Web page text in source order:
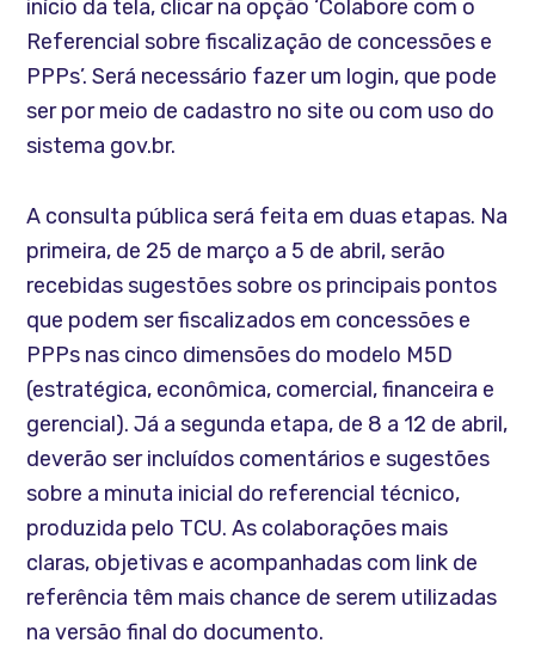
início da tela, clicar na opção ‘Colabore com o
Referencial sobre fiscalização de concessões e
PPPs’. Será necessário fazer um login, que pode
ser por meio de cadastro no site ou com uso do
sistema gov.br.
A consulta pública será feita em duas etapas. Na
primeira, de 25 de março a 5 de abril, serão
recebidas sugestões sobre os principais pontos
que podem ser fiscalizados em concessões e
PPPs nas cinco dimensões do modelo M5D
(estratégica, econômica, comercial, financeira e
gerencial). Já a segunda etapa, de 8 a 12 de abril,
deverão ser incluídos comentários e sugestões
sobre a minuta inicial do referencial técnico,
produzida pelo TCU. As colaborações mais
claras, objetivas e acompanhadas com link de
referência têm mais chance de serem utilizadas
na versão final do documento.